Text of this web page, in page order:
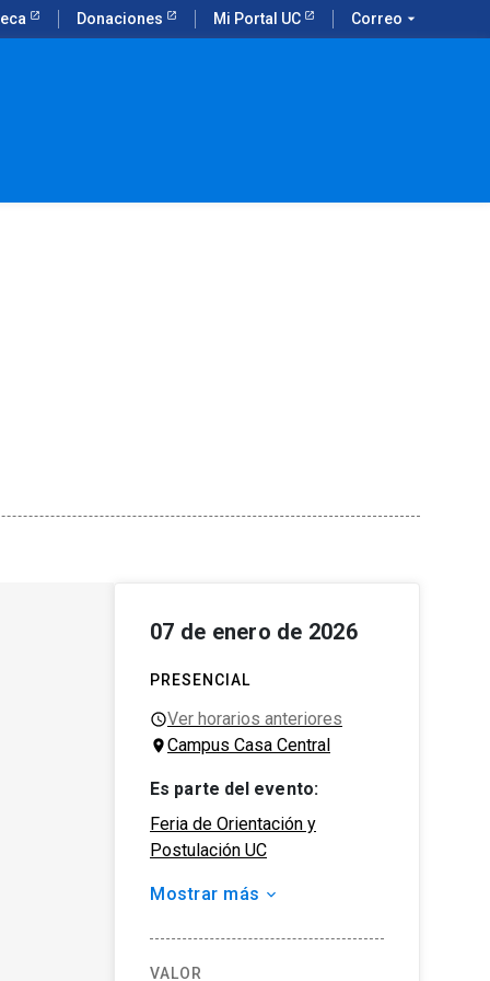
Donaciones Mi Portal UC Correo arrow_drop_down
07 de enero de 2026
PRESENCIAL
Ver horarios anteriores
Campus Casa Central
Es parte del evento:
Feria de Orientación y
Postulación UC
Organizador
Mostrar más
VALOR